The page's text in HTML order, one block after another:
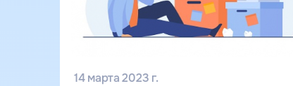
14 марта 2023 г.